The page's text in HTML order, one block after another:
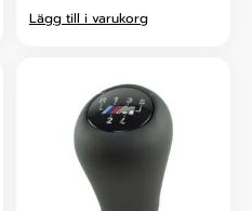
Lägg till i varukorg